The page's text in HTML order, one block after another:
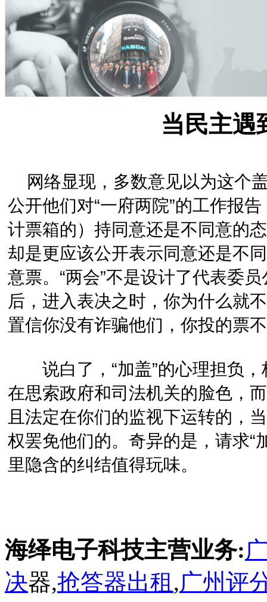
当民主遇
网络显现，多数意见以为这个
公开他们对“一府两院”的工作报
计票箱的）持同意还是不同意的
却是更应该公开表示同意还是不
意票。“两会”不是设计了代表委
后，进入表决之时，你为什么就
置信你没有诈骗他们，你投的票
说白了，“加盖”的心理担负，
在思索政府和司法机关的脸色，
且法定在你们的监视下运转的，
权罢免他们的。奇异的是，请求“
里隐含的纠结值得玩味。
海绎电子科技主营业务:
决器,抢答器出租,广州评